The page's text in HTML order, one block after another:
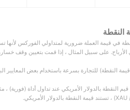
النقطة
في قيمة العملة ضرورية لمتداولي الفوركس
المثال ، إذا قمت بتعيين وقف خسارة بمقدار 10 نقاط لصفقتك ، اعتمادًا على حجم اللوت الذي تتداوله ، فقد تخسر 100
النقطة) للتجارة بسرعة باستخدام بعض المعايير